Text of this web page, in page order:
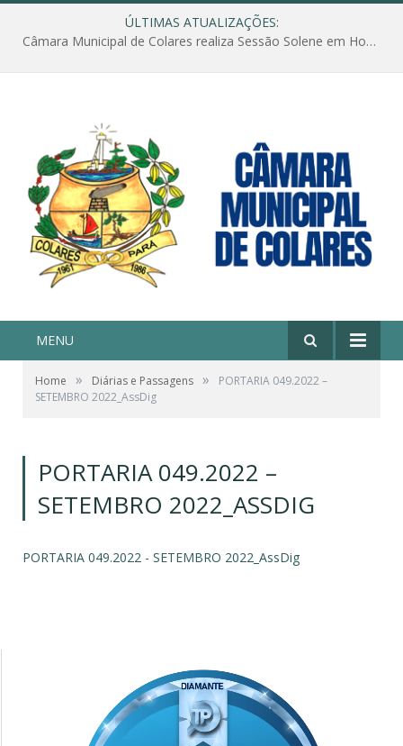
ÚLTIMAS ATUALIZAÇÕES:
Câmara Municipal de Colares realiza Sessão Solene em Homenagem ao Dia das Mães
MENU
Home » Diárias e Passagens »
PORTARIA 049.2022 –
SETEMBRO 2022_AssDig
PORTARIA 049.2022 –
SETEMBRO 2022_ASSDIG
PORTARIA 049.2022 - SETEMBRO 2022_AssDig